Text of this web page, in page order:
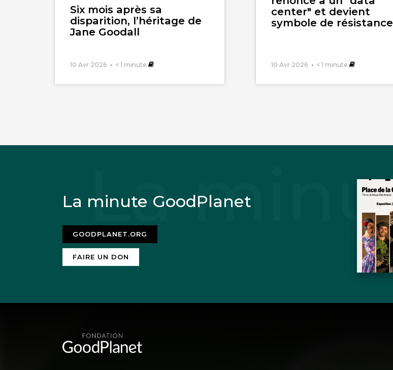
Six mois après sa
disparition, l’héritage de
Jane Goodall
10 Avr 2026 < 1 minute
center" et devient
symbole de résistance
10 Avr 2026 < 1 minute
La minute GoodPlanet
GOODPLANET.ORG
FAIRE UN DON